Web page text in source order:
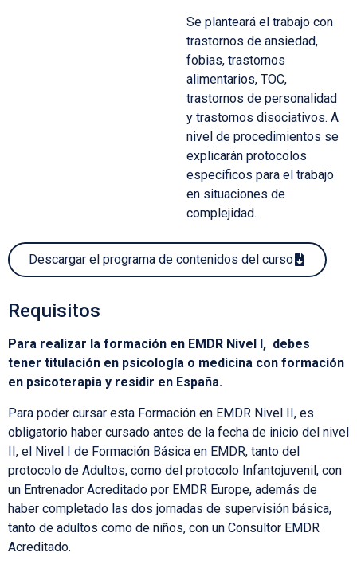
Se planteará el trabajo con
trastornos de ansiedad,
fobias, trastornos
alimentarios, TOC,
trastornos de personalidad
y trastornos disociativos. A
nivel de procedimientos se
explicarán protocolos
específicos para el trabajo
en situaciones de
complejidad.
Descargar el programa de contenidos del curso
Requisitos
Para realizar la formación en EMDR Nivel I, debes
tener titulación en psicología o medicina con formación
en psicoterapia y residir en España.
Para poder cursar esta Formación en EMDR Nivel II, es
obligatorio haber cursado antes de la fecha de inicio del nivel
II, el Nivel I de Formación Básica en EMDR, tanto del
protocolo de Adultos, como del protocolo Infantojuvenil, con
un Entrenador Acreditado por EMDR Europe, además de
haber completado las dos jornadas de supervisión básica,
tanto de adultos como de niños, con un Consultor EMDR
Acreditado.